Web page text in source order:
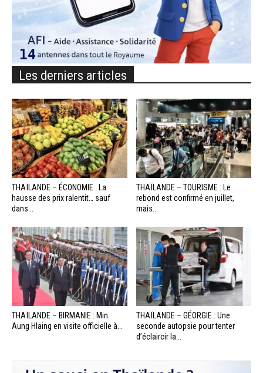
Les derniers articles
THAÏLANDE – ÉCONOMIE : La
hausse des prix ralentit… sauf
dans...
THAÏLANDE – TOURISME : Le
rebond est confirmé en juillet,
mais...
THAÏLANDE – BIRMANIE : Min
Aung Hlaing en visite officielle à...
THAÏLANDE – GÉORGIE : Une
seconde autopsie pour tenter
d’éclaircir la...